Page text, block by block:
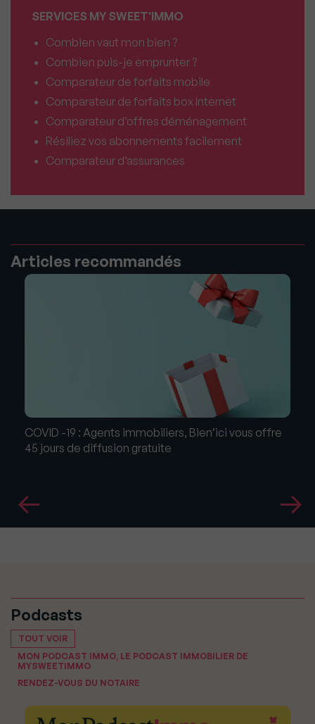
SERVICES MY SWEET'IMMO
Combien vaut mon bien ?
Combien puis-je emprunter ?
Comparateur de forfaits mobile
Comparateur de forfaits box Internet
Comparateur d’offres déménagement
Résiliez vos abonnements facilement
Comparateur d’assurances
Articles recommandés
COVID -19 : Agents immobiliers, Bien’ici vous offre
45 jours de diffusion gratuite
Podcasts
TOUT VOIR
MON PODCAST IMMO, LE PODCAST IMMOBILIER DE
MYSWEETIMMO
RENDEZ-VOUS DU NOTAIRE